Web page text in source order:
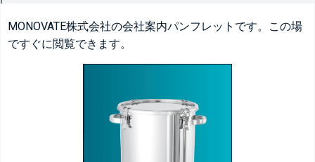
MONOVATE株式会社の会社案内パンフレットです。この場
ですぐに閲覧できます。